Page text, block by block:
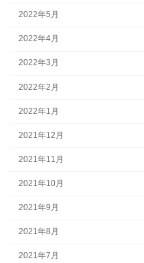
2022年5月
2022年4月
2022年3月
2022年2月
2022年1月
2021年12月
2021年11月
2021年10月
2021年9月
2021年8月
2021年7月